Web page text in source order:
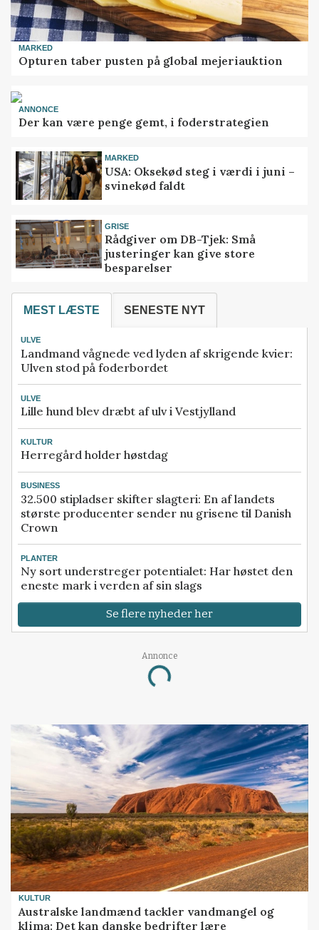
MARKED
Opturen taber pusten på global mejeriauktion
ANNONCE
Der kan være penge gemt, i foderstrategien
MARKED
USA: Oksekød steg i værdi i juni –
svinekød faldt
GRISE
Rådgiver om DB-Tjek: Små
justeringer kan give store
besparelser
MEST LÆSTE SENESTE NYT
ULVE
Landmand vågnede ved lyden af skrigende kvier:
Ulven stod på foderbordet
ULVE
Lille hund blev dræbt af ulv i Vestjylland
KULTUR
Herregård holder høstdag
BUSINESS
32.500 stipladser skifter slagteri: En af landets
største producenter sender nu grisene til Danish
Crown
PLANTER
Ny sort understreger potentialet: Har høstet den
eneste mark i verden af sin slags
Se flere nyheder her
Annonce
Loading...
KULTUR
Australske landmænd tackler vandmangel og
klima: Det kan danske bedrifter lære